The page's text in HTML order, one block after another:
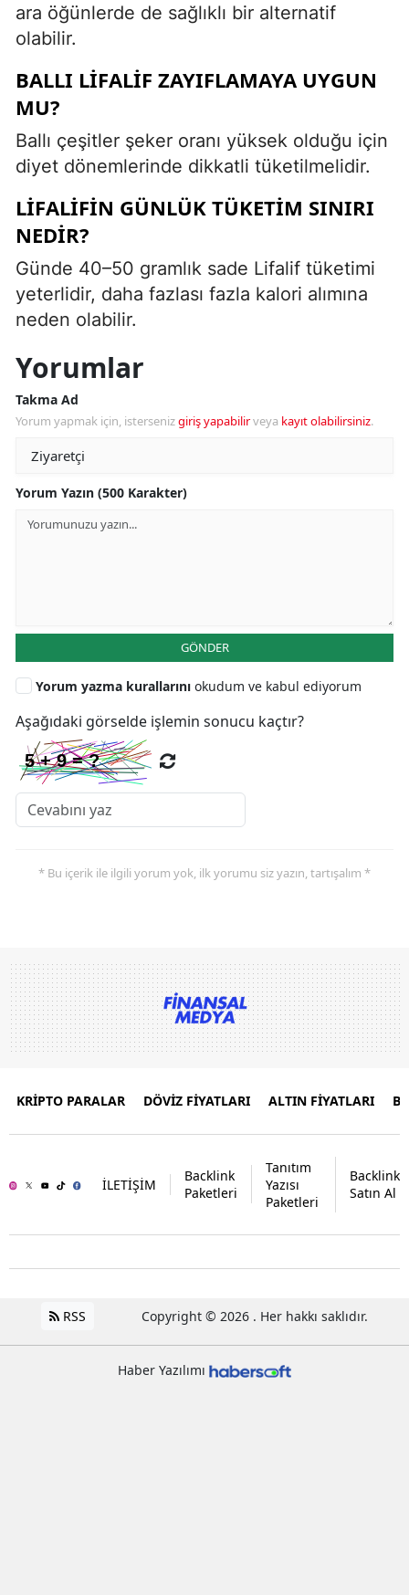
ara öğünlerde de sağlıklı bir alternatif
olabilir.
BALLI LIFALIF ZAYIFLAMAYA UYGUN
MU?
Ballı çeşitler şeker oranı yüksek olduğu için
diyet dönemlerinde dikkatli tüketilmelidir.
LIFALIFIN GÜNLÜK TÜKETIM SINIRI
NEDIR?
Günde 40–50 gramlık sade Lifalif tüketimi
yeterlidir, daha fazlası fazla kalori alımına
neden olabilir.
Yorumlar
Takma Ad
Yorum yapmak için, istersenizgiriş yapabilirveya kayıt olabilirsiniz.
Yorum Yazın (500 Karakter)
GÖNDER
Yorum yazma kurallarını okudum ve kabul ediyorum
Aşağıdaki görselde işlemin sonucu kaçtır?
* Bu içerik ile ilgili yorum yok, ilk yorumu siz yazın, tartışalım *
KRİPTO PARALAR DÖVİZ FİYATLARI ALTIN FİYATLARI
İLETİŞİM
Backlink
Paketleri
Tanıtım
Yazısı
Paketleri
Backlink
Satın Al
RSS Copyright © 2026 . Her hakkı saklıdır.
Haber Yazılımı